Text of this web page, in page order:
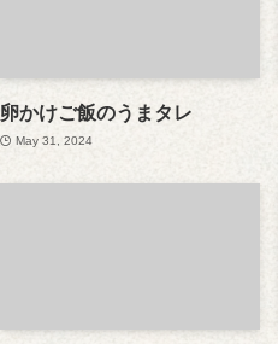
卵かけご飯のうまタレ
May 31, 2024